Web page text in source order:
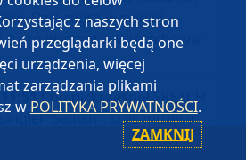
Dziś zagra w swojej
Jutro wystąpi w Wierzchowie
11:51Chojnicki zespół SKETCH
"Selfish". Dziś muzycy
z naszych stron
przeglądarki będą one
urządzenia, więcej
zarządzania plikami
w POLITYKA PRYWATNOŚCI.
ZAMKNIJ